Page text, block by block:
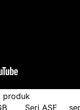
produk
Seri ASF